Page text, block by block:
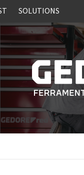
SOLUTIONS